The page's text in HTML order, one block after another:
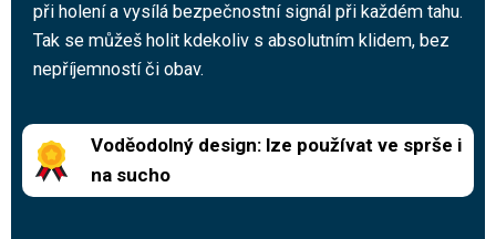
při holení a vysílá bezpečnostní signál při každém tahu.
Tak se můžeš holit kdekoliv s absolutním klidem, bez
nepříjemností či obav.
Voděodolný design: lze používat ve sprše i
na sucho